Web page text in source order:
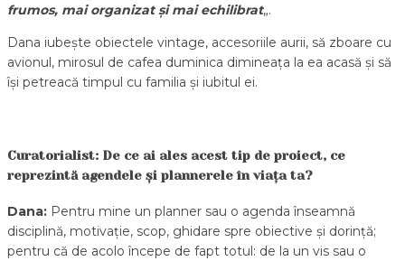
frumos, mai organizat și mai echilibrat„.
Dana iubește obiectele vintage, accesoriile aurii, să zboare cu
avionul, mirosul de cafea duminica dimineața la ea acasă și să
își petreacă timpul cu familia și iubitul ei.
Curatorialist: De ce ai ales acest tip de proiect, ce
reprezintă agendele și plannerele în viața ta?
Dana: Pentru mine un planner sau o agenda înseamnă
disciplină, motivație, scop, ghidare spre obiective și dorință;
pentru că de acolo începe de fapt totul: de la un vis sau o